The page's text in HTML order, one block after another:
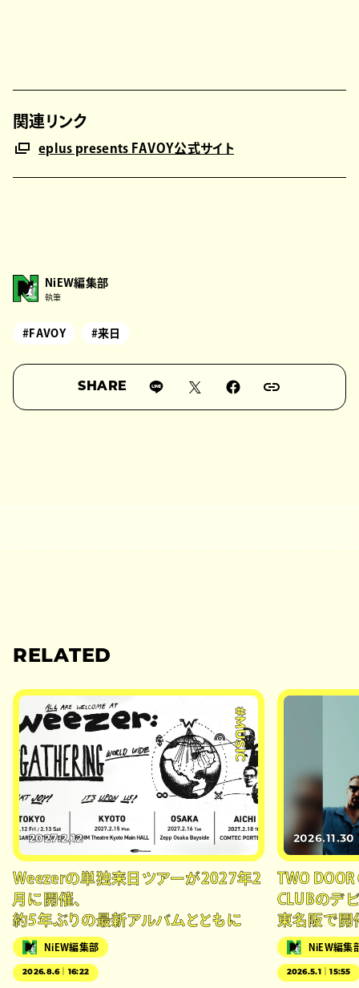
関連リンク
eplus presents FAVOY公式サイト
NiEW編集部
執筆
#FAVOY #来日
SHARE
RELATED
#MUSIC
2027.2.12
Weezerの単独来日ツアーが2027年2
月に開催、
約5年ぶりの最新アルバムとともに
NiEW編集部
2026.8.6｜16:22
2026.11.30
TWO
CLUBのデ
東名阪で開
NiEW編集
2026.5.1｜15:55